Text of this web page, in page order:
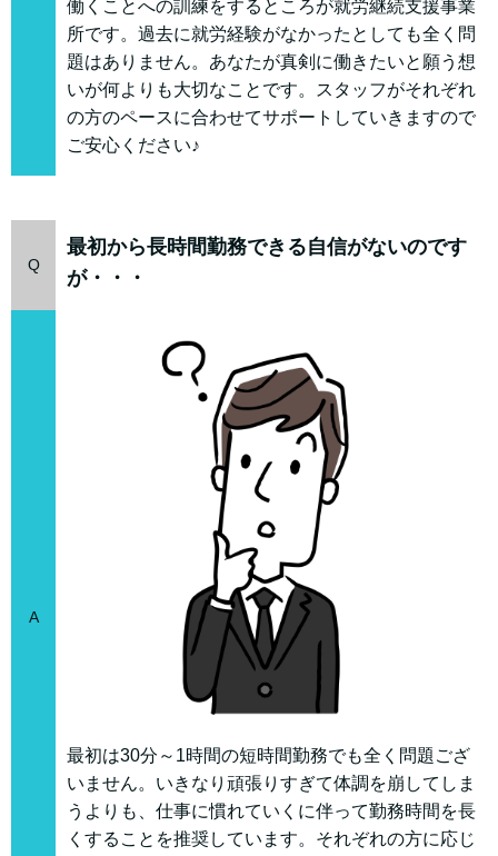
働くことへの訓練をするところが就労継続支援事業
所です。過去に就労経験がなかったとしても全く問
題はありません。あなたが真剣に働きたいと願う想
いが何よりも大切なことです。スタッフがそれぞれ
の方のペースに合わせてサポートしていきますので
ご安心ください♪
Q
最初から長時間勤務できる自信がないのです
が・・・
A
最初は30分～1時間の短時間勤務でも全く問題ござ
いません。いきなり頑張りすぎて体調を崩してしま
うよりも、仕事に慣れていくに伴って勤務時間を長
くすることを推奨しています。それぞれの方に応じ